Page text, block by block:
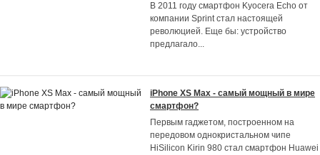
В 2011 году смартфон Kyocera Echo от
компании Sprint стал настоящей
революцией. Еще бы: устройство
предлагало...
iPhone XS Max - самый мощный в мире
смартфон?
Первым гаджетом, построенном на
передовом однокристальном чипе
HiSilicon Kirin 980 стал смартфон Huawei